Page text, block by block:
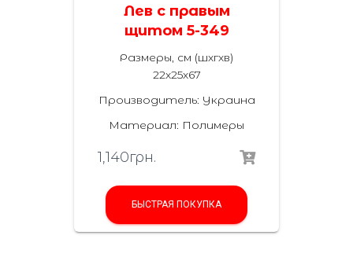
Лев с правым
щитом 5-349
Размеры, см (шхгхв)
22х25х67
Производитель: Украина
Материал: Полимеры
1,140грн.
БЫСТРАЯ ПОКУПКА